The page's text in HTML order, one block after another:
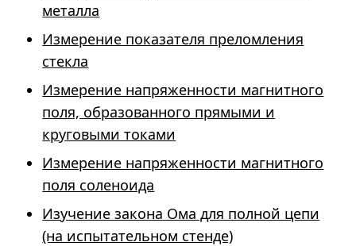
металла
Измерение показателя преломления
стекла
Измерение напряженности магнитного
поля, образованного прямыми и
круговыми токами
Измерение напряженности магнитного
поля соленоида
Изучение закона Ома для полной цепи
(на испытательном стенде)